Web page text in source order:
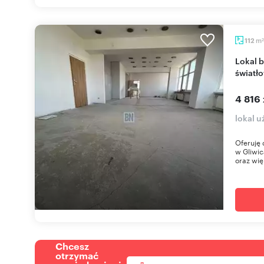
112 m2
Lokal biurowy 112 m2 z monitoringiem i
4 816
lokal
Oferuję
w
oraz
Chcesz
otrzymać